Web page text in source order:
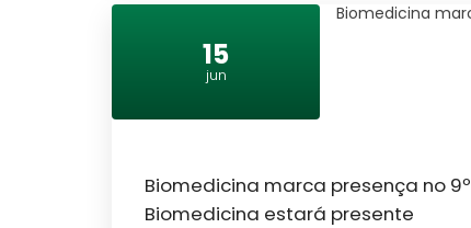
15
jun
Biomedicina
Biomedicina marca presença no
Biomedicina estará presente